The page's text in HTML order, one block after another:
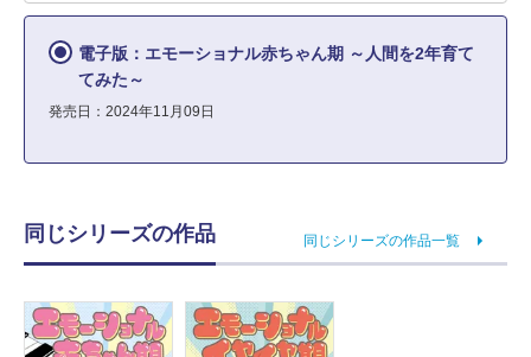
電子版：エモーショナル赤ちゃん期 ～人間を2年育て
てみた～
発売日：2024年11月09日
同じシリーズの作品 同じシリーズの作品一覧